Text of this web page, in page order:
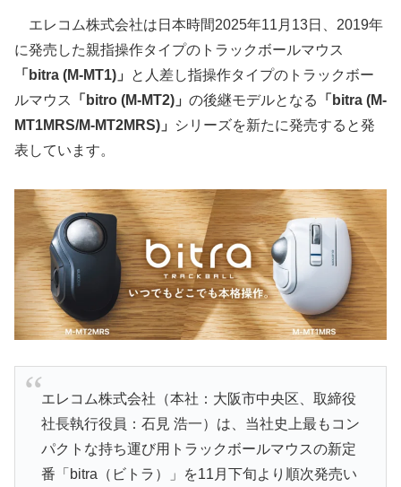
エレコム株式会社は日本時間2025年11月13日、2019年
に発売した親指操作タイプのトラックボールマウス
「bitra (M-MT1)」
と人差し指操作タイプのトラックボー
ルマウス
「bitro (M-MT2)」 の後継モデルとなる
「bitra (M-
MT1MRS/M-MT2MRS)」
シリーズを新たに発売すると発
表しています。
エレコム株式会社（本社：大阪市中央区、取締役
社長執行役員：石見 浩一）は、当社史上最もコン
パクトな持ち運び用トラックボールマウスの新定
番「bitra（ビトラ）」を11月下旬より順次発売い